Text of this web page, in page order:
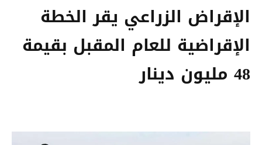
الإقراض الزراعي يقر الخطة
الإقراضية للعام المقبل بقيمة
48 مليون دينار